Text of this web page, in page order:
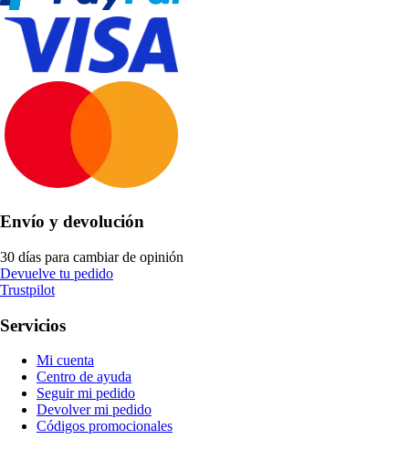
Envío y devolución
30 días para cambiar de opinión
Devuelve tu pedido
Trustpilot
Servicios
Mi cuenta
Centro de ayuda
Seguir mi pedido
Devolver mi pedido
Códigos promocionales